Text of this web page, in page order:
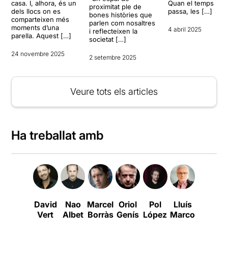
casa. I, alhora, és un
dels llocs on es
comparteixen més
moments d’una
parella. Aquest […]
24 novembre 2025
proximitat ple de
bones històries que
parlen com nosaltres
i reflecteixen la
societat […]
2 setembre 2025
Quan el temps
passa, les […]
4 abril 2025
Veure tots els articles
Ha treballat amb
David
Vert
Nao
Albet
Marcel
Borràs
Oriol
Genís
Pol
López
Lluís
Marco